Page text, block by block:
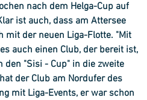
nach dem Helga-Cup auf
ist auch, dass am Attersee
mit der neuen Liga-Flotte. "Mit
auch einen Club, der bereit ist,
den "Sisi - Cup" in die zweite
der Club am Nordufer des
mit Liga-Events, er war schon